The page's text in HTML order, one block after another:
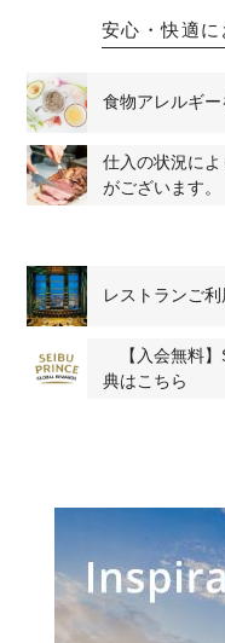
安心・快適
食物アレルギ
仕入の状況に
がございます。
レストランご
【入会無料】
典はこちら